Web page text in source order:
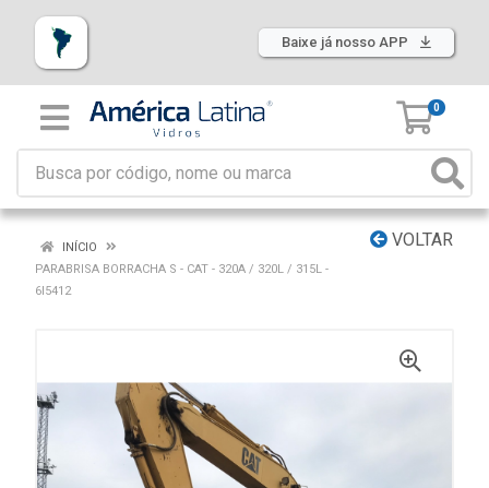
Baixe já nosso APP
0
VOLTAR
INÍCIO
PARABRISA BORRACHA S - CAT - 320A / 320L / 315L -
6I5412